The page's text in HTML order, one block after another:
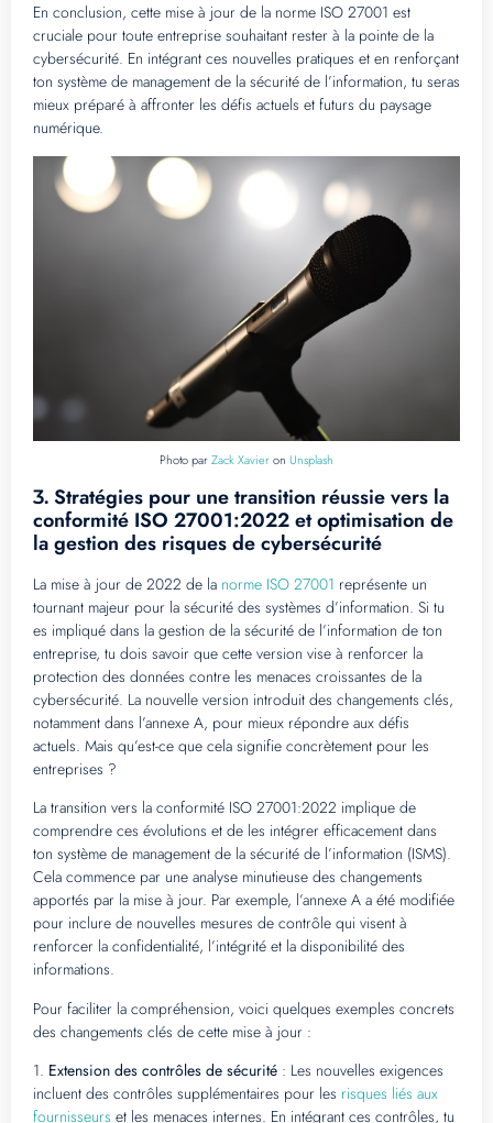
En conclusion, cette mise à jour de la norme ISO 27001 est
cruciale pour toute entreprise souhaitant rester à la pointe de la
cybersécurité. En intégrant ces nouvelles pratiques et en renforçant
ton système de management de la sécurité de l’information, tu seras
mieux préparé à affronter les défis actuels et futurs du paysage
numérique.
Photo parZack Xavieron Unsplash
3. Stratégies pour une transition réussie vers la
conformité ISO 27001:2022 et optimisation de
la gestion des risques de cybersécurité
La mise à jour de 2022 de la norme ISO 27001 représente un
tournant majeur pour la sécurité des systèmes d’information. Si tu
es impliqué dans la gestion de la sécurité de l’information de ton
entreprise, tu dois savoir que cette version vise à renforcer la
protection des données contre les menaces croissantes de la
cybersécurité. La nouvelle version introduit des changements clés,
notamment dans l’annexe A, pour mieux répondre aux défis
actuels. Mais qu’est-ce que cela signifie concrètement pour les
entreprises ?
La transition vers la conformité ISO 27001:2022 implique de
comprendre ces évolutions et de les intégrer efficacement dans
ton système de management de la sécurité de l’information (ISMS).
Cela commence par une analyse minutieuse des changements
apportés par la mise à jour. Par exemple, l’annexe A a été modifiée
pour inclure de nouvelles mesures de contrôle qui visent à
renforcer la confidentialité, l’intégrité et la disponibilité des
informations.
Pour faciliter la compréhension, voici quelques exemples concrets
des changements clés de cette mise à jour :
1. Extension des contrôles de sécurité : Les nouvelles exigences
incluent des contrôles supplémentaires pour les risques liés aux
fournisseurs et les menaces internes. En intégrant ces contrôles, tu